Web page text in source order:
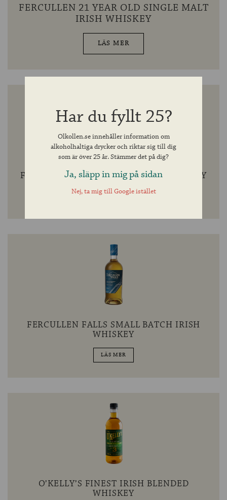
FERCULLEN 21 YEAR OLD SINGLE MALT
IRISH WHISKEY
LÄS MER
FERCULLEN SINGLE MALT IRISH WHISKEY
LÄS MER
FERCULLEN FALLS SMALL BATCH IRISH
WHISKEY
LÄS MER
O’KELLY’S FINEST IRISH BLENDED
WHISKEY
Har du fyllt 25?
Olkollen.se innehåller information om
alkoholhaltiga drycker och riktar sig till dig
som är över 25 år. Stämmer det på dig?
Ja, släpp in mig på sidan
Nej, ta mig till Google istället